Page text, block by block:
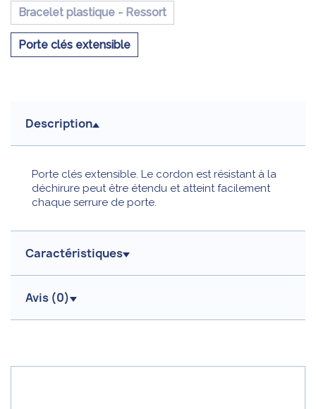
Bracelet plastique - Ressort
Porte clés extensible
Description
Porte clés extensible. Le cordon est résistant à la
déchirure peut être étendu et atteint facilement
chaque serrure de porte.
Caractéristiques
Avis (0)